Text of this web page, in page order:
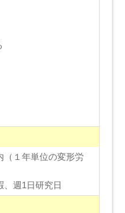
（１年単位の変形労
、週1日研究日